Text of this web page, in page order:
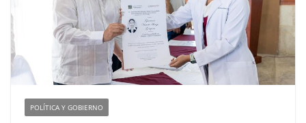
POLÍTICA Y GOBIERNO